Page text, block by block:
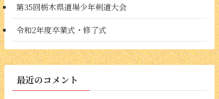
第35回栃木県道場少年剣道大会
令和2年度卒業式・修了式
最近のコメント